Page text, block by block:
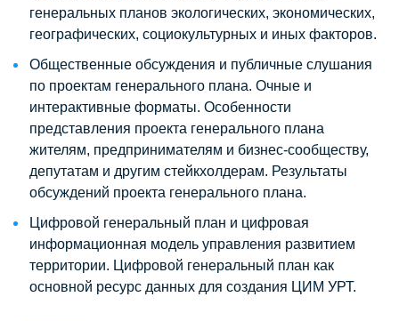
генеральных планов экологических, экономических,
географических, социокультурных и иных факторов.
Общественные обсуждения и публичные слушания
по проектам генерального плана. Очные и
интерактивные форматы. Особенности
представления проекта генерального плана
жителям, предпринимателям и бизнес-сообществу,
депутатам и другим стейкхолдерам. Результаты
обсуждений проекта генерального плана.
Цифровой генеральный план и цифровая
информационная модель управления развитием
территории. Цифровой генеральный план как
основной ресурс данных для создания ЦИМ УРТ.